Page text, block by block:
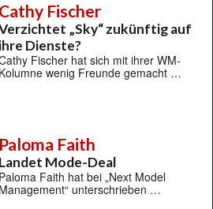
Cathy Fischer
„Sky“ zukünftig auf
ihre Dienste?
Fischer hat sich mit ihrer WM-
Kolumne wenig Freunde gemacht …
Paloma Faith
Landet Mode-Deal
Paloma Faith hat bei „Next Model
Management“ unterschrieben …